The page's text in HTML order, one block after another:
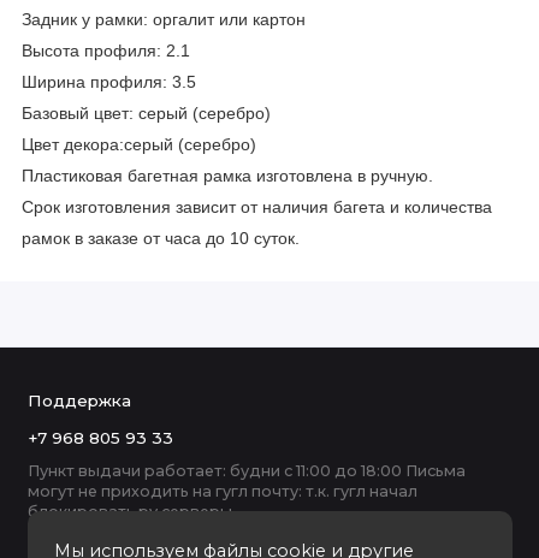
Задник у рамки: оргалит или картон
Высота профиля: 2.1
Ширина профиля: 3.5
Базовый цвет: серый (серебро)
Цвет декора:серый (серебро)
Пластиковая багетная рамка изготовлена в ручную.
Срок изготовления зависит от наличия багета и количества
рамок в заказе от часа до 10 суток.
Мы используем файлы cookie и другие
Поддержка
+7 968 805 93 33
Пункт выдачи работает: будни с 11:00 до 18:00 Письма
могут не приходить на гугл почту: т.к. гугл начал
блокировать ру серверы